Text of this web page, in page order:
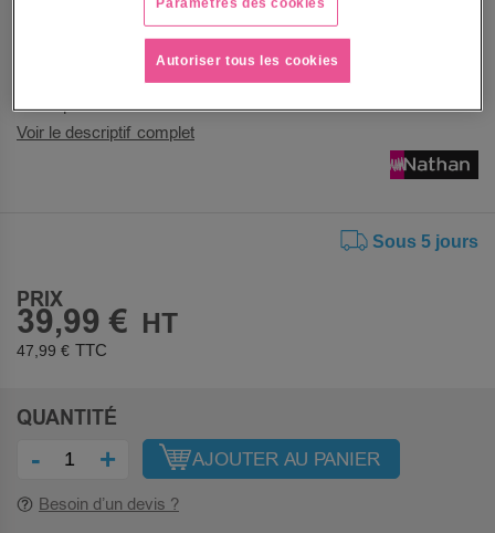
coopération et respect des règles du vivre ensemble
Support évolutif et ludique basé sur l’observation de
scènes du quotidien, stimulant l’esprit critique et la
réflexion grâce à des situations progressivement plus
complexes
Voir le descriptif complet
Sous 5 jours
PRIX
39,99 €
47,99 €
QUANTITÉ
- + AJOUTER AU PANIER
Besoin d’un devis ?
Paramètres des cookies
Autoriser tous les cookies